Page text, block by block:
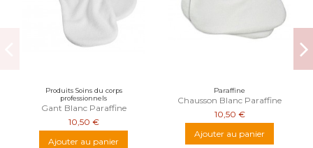
Produits Soins du corps
professionnels
Gant Blanc Paraffine
10,50 €
Ajouter au panier
Paraffine
Chausson Blanc Paraffine
10,50 €
Ajouter au panier